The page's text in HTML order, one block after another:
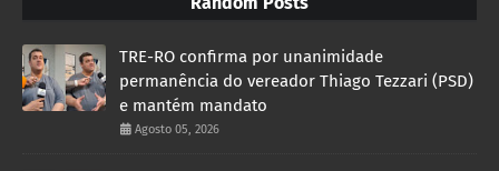
TRE-RO confirma por unanimidade
permanência do vereador Thiago Tezzari (PSD)
e mantém mandato
Agosto 05, 2026